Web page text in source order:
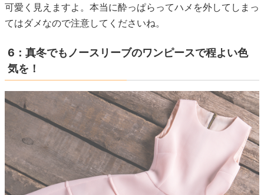
可愛く見えますよ。本当に酔っぱらってハメを外してしまっ
てはダメなので注意してくださいね。
6：真冬でもノースリーブのワンピースで程よい色
気を！